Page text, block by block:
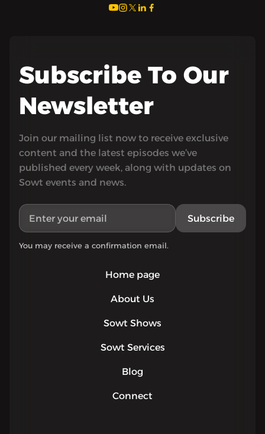
Home page
About Us
Sowt Shows
Sowt Services
Blog
Connect
Subscribe To Our
Newsletter
Join our mailing list now to receive exclusive
content and the latest episodes we’ve
published every week, along with updates on
Sowt events and news.
Subscribe
You may receive a confirmation email.